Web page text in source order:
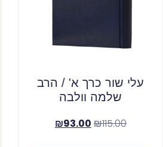
עלי שור כרך א' / הרב
שלמה וולבה
₪115.00
₪93.00